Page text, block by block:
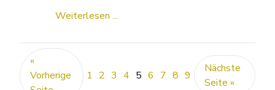
Weiterlesen ...
«
Vorherige
1 2 3 4 5 6 7 8 9
Nächste
Seite »